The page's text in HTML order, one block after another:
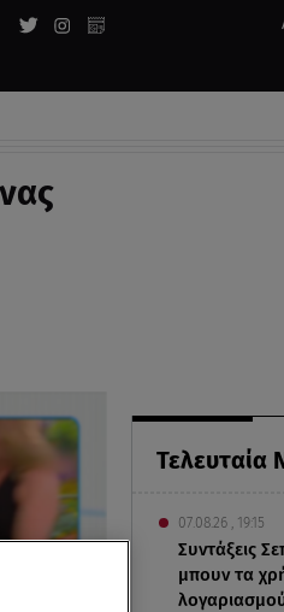
Τελευταία
07.08.26 , 19:15
Συντάξεις
μπουν τα